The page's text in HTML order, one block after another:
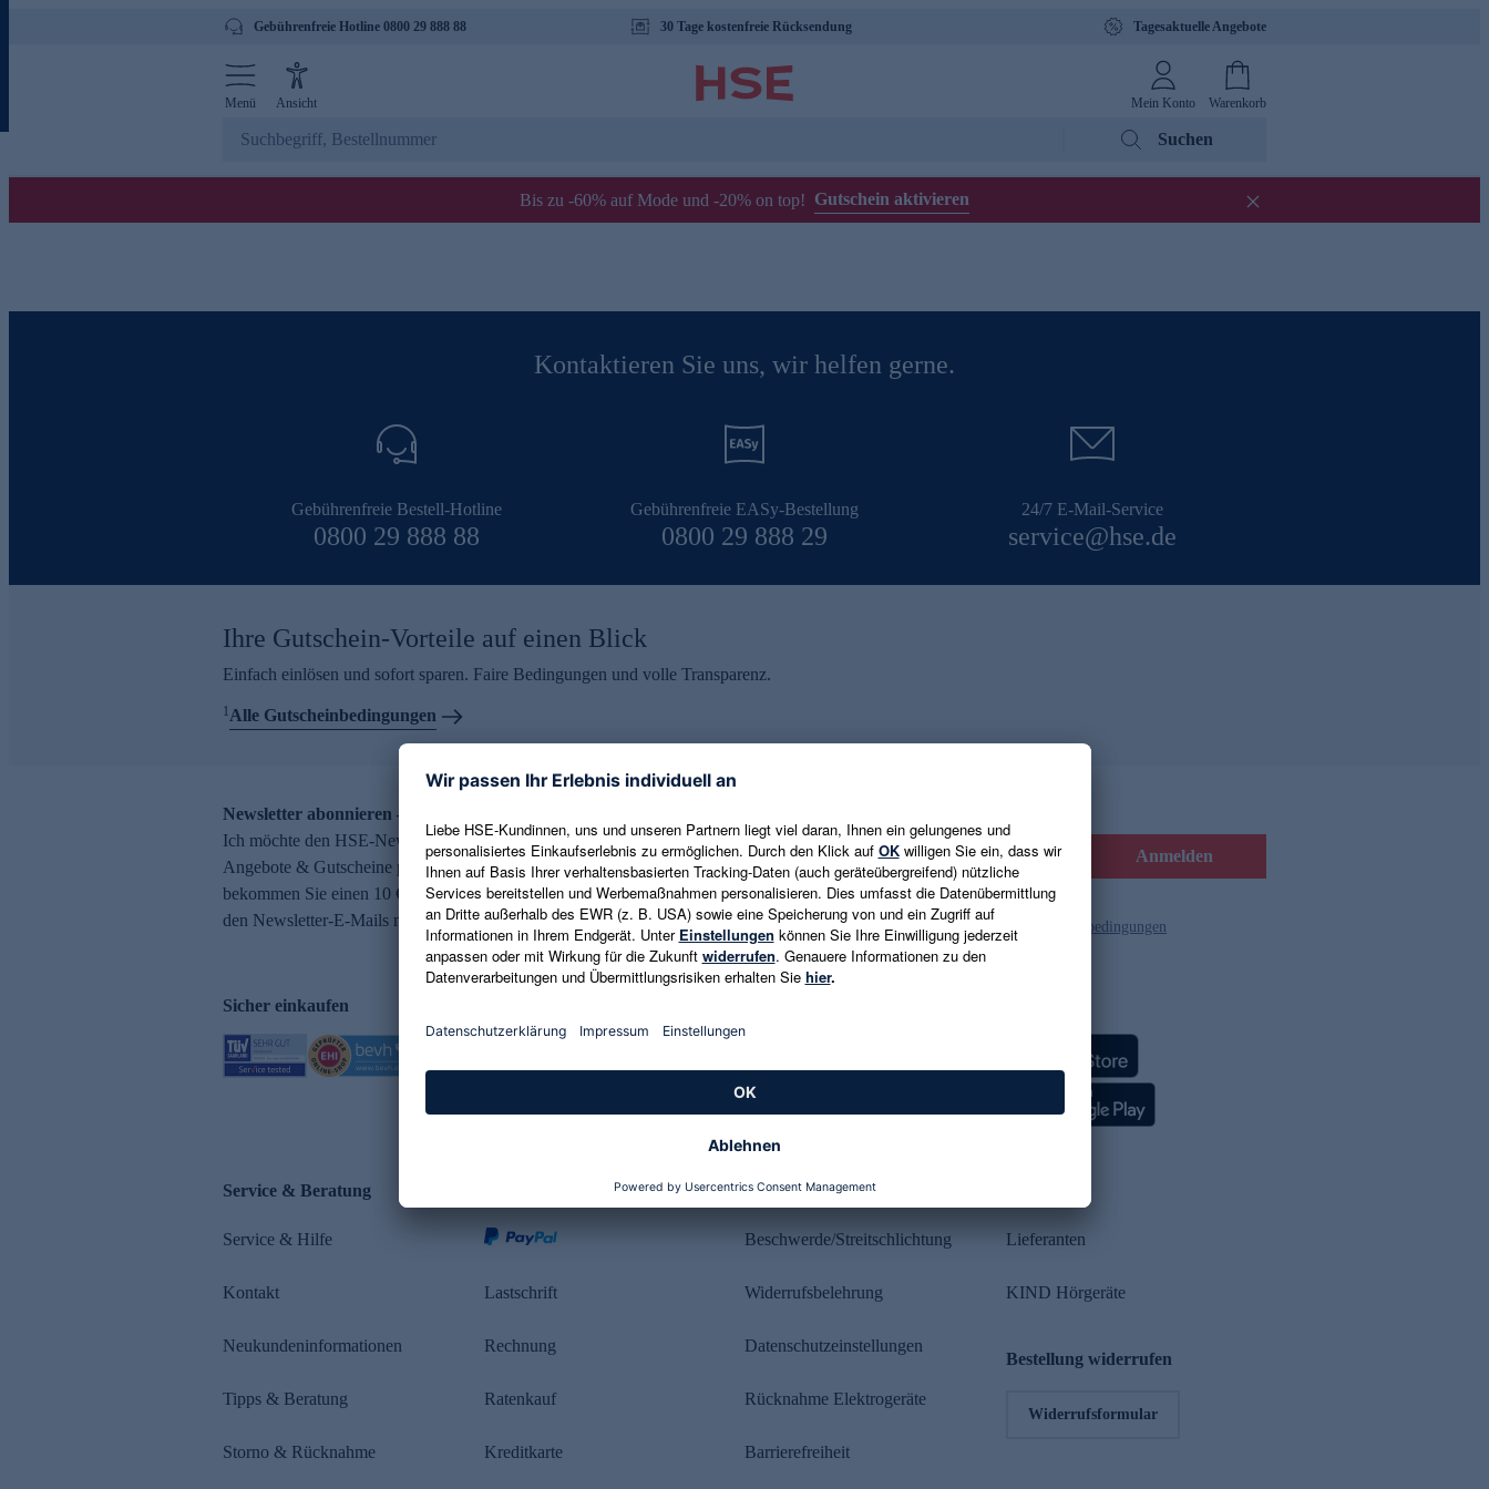
Gebührenfreie Hotline 0800 29 888 88 30 Tage kostenfreie Rücksendung Tagesaktuelle Angebote
Menü Ansicht Mein Konto Warenkorb
Suchen
Bis zu -60% auf Mode und -20% on top! Gutschein aktivieren
Kontaktieren Sie uns, wir helfen gerne.
Gebührenfreie Bestell-Hotline
0800 29 888 88
Gebührenfreie EASy-Bestellung
0800 29 888 29
24/7 E-Mail-Service
service@hse.de
Ihre Gutschein-Vorteile auf einen Blick
Einfach einlösen und sofort sparen. Faire Bedingungen und volle Transparenz.
1Alle Gutscheinbedingungen
Newsletter abonnieren – 10 € Gutschein erhalten
Ich möchte den HSE-Newsletter abonnieren und aktuelle Trends,
Angebote & Gutscheine per E-Mail erhalten. Als Dankeschön
bekommen Sie einen 10 € Gutschein. Eine Abmeldung ist jederzeit in
den Newsletter-E-Mails möglich.
E-Mail-Adresse eingeben Anmelden
Es gelten die Datenschutzrichtlinien und die Gutscheinbedingungen
Sicher einkaufen
Service & Beratung
Service & Hilfe
Kontakt
Neukundeninformationen
Tipps & Beratung
Storno & Rücknahme
Lastschrift
Rechnung
Ratenkauf
Kreditkarte
Rechtliches
Beschwerde/Streitschlichtung
Widerrufsbelehrung
Datenschutzeinstellungen
Rücknahme Elektrogeräte
Barrierefreiheit
Lieferanten
KIND Hörgeräte
Bestellung widerrufen
Widerrufsformular